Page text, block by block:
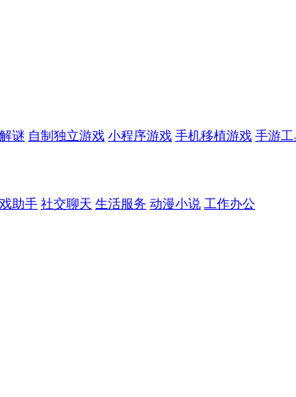
谜 自制独立游戏 小程序游戏 手机移植游戏 手游工
助手 社交聊天 生活服务 动漫小说 工作办公